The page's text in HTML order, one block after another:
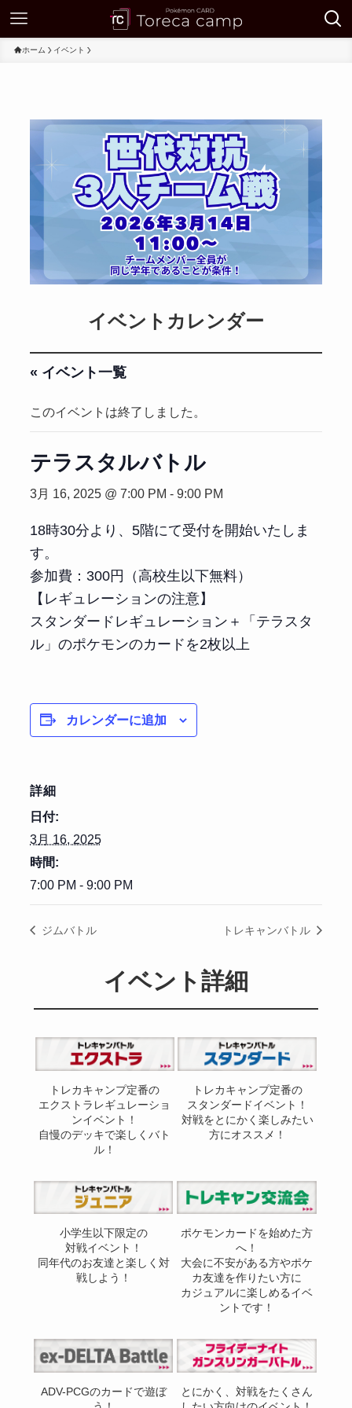
ホーム イベント
イベントカレンダー
« イベント一覧
このイベントは終了しました。
テラスタルバトル
3月 16, 2025 @ 7:00 PM - 9:00 PM
18時30分より、5階にて受付を開始いたしま
す。
参加費：300円（高校生以下無料）
【レギュレーションの注意】
スタンダードレギュレーション＋「テラスタ
ル」のポケモンのカードを2枚以上
カレンダーに追加
詳細
日付:
3月 16, 2025
時間:
7:00 PM - 9:00 PM
ジムバトル トレキャンバトル
イベント詳細
トレカキャンプ定番の
エクストラレギュレーショ
ンイベント！
自慢のデッキで楽しくバト
ル！
トレカキャンプ定番の
スタンダードイベント！
対戦をとにかく楽しみたい
方にオススメ！
小学生以下限定の
対戦イベント！
同年代のお友達と楽しく対
戦しよう！
ポケモンカードを始めた方
へ！
大会に不安がある方やポケ
カ友達を作りたい方に
カジュアルに楽しめるイベ
ントです！
ADV-PCGのカードで遊ぼ
とにかく、対戦をたくさん